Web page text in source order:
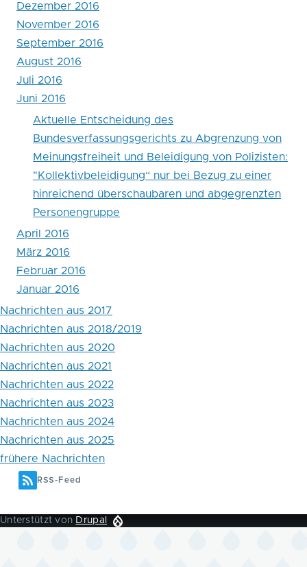
Dezember 2016
November 2016
September 2016
August 2016
Juli 2016
Juni 2016
Aktuelle Entscheidung des
Bundesverfassungsgerichts zu Abgrenzung von
Meinungsfreiheit und Beleidigung von Polizisten:
"Kollektivbeleidigung“ nur bei Bezug zu einer
hinreichend überschaubaren und abgegrenzten
Personengruppe
April 2016
März 2016
Februar 2016
Januar 2016
Nachrichten aus 2017
Nachrichten aus 2018/2019
Nachrichten aus 2020
Nachrichten aus 2021
Nachrichten aus 2022
Nachrichten aus 2023
Nachrichten aus 2024
Nachrichten aus 2025
frühere Nachrichten
RSS-Feed
Unterstützt von Drupal